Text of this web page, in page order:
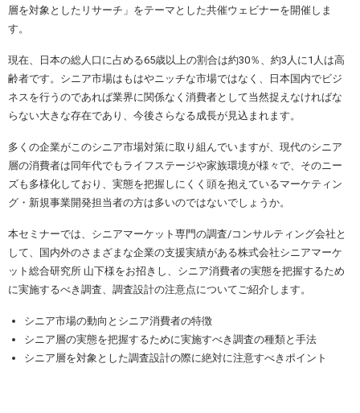
層を対象としたリサーチ」をテーマとした共催ウェビナーを開催しま
す。
現在、日本の総人口に占める65歳以上の割合は約30％、約3人に1人は高
齢者です。シニア市場はもはやニッチな市場ではなく、日本国内でビジ
ネスを行うのであれば業界に関係なく消費者として当然捉えなければな
らない大きな存在であり、今後さらなる成長が見込まれます。
多くの企業がこのシニア市場対策に取り組んでいますが、現代のシニア
層の消費者は同年代でもライフステージや家族環境が様々で、そのニー
ズも多様化しており、実態を把握しにくく頭を抱えているマーケティン
グ・新規事業開発担当者の方は多いのではないでしょうか。
本セミナーでは、シニアマーケット専門の調査/コンサルティング会社と
して、国内外のさまざまな企業の支援実績がある株式会社シニアマーケ
ット総合研究所 山下様をお招きし、シニア消費者の実態を把握するため
に実施するべき調査、調査設計の注意点についてご紹介します。
シニア市場の動向とシニア消費者の特徴
シニア層の実態を把握するために実施すべき調査の種類と手法
シニア層を対象とした調査設計の際に絶対に注意すべきポイント